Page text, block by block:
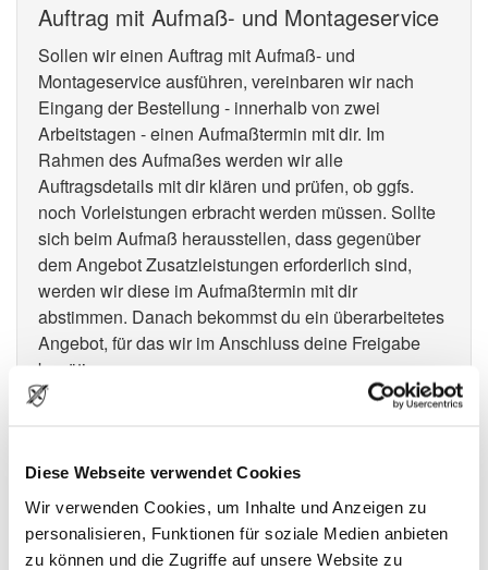
Diese Webseite verwendet Cookies
Wir verwenden Cookies, um Inhalte und Anzeigen zu
personalisieren, Funktionen für soziale Medien anbieten
zu können und die Zugriffe auf unsere Website zu
Auftrag mit Aufmaß- und Montageservice
Sollen wir einen Auftrag mit Aufmaß- und
Montageservice ausführen, vereinbaren wir nach
Eingang der Bestellung - innerhalb von zwei
Arbeitstagen - einen Aufmaßtermin mit dir. Im
Rahmen des Aufmaßes werden wir alle
Auftragsdetails mit dir klären und prüfen, ob ggfs.
noch Vorleistungen erbracht werden müssen. Sollte
sich beim Aufmaß herausstellen, dass gegenüber
dem Angebot Zusatzleistungen erforderlich sind,
werden wir diese im Aufmaßtermin mit dir
abstimmen. Danach bekommst du ein überarbeitetes
Angebot, für das wir im Anschluss deine Freigabe
benötigen.
Nach dem Aufmaß (und bei Bedarf nach erneuter
und Proformarechnung.
Auftrag zur Warenlieferung